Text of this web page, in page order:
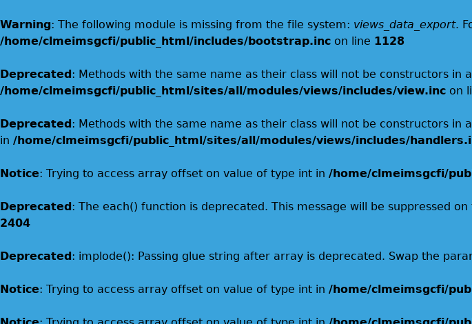
Warning: The following module is missing from the file system: views_data_export.
/home/clmeimsgcfi/public_html/includes/bootstrap.inc on line 1128
Deprecated: Methods with the same name as their class will not be constructors in
/home/clmeimsgcfi/public_html/sites/all/modules/views/includes/view.inc on
Deprecated: Methods with the same name as their class will not be constructors in
in /home/clmeimsgcfi/public_html/sites/all/modules/views/includes/
Notice: Trying to access array offset on value of type int in /home/clmeimsgcfi/
Deprecated: The each() function is deprecated. This message will be suppressed
2404
Deprecated: implode(): Passing glue string after array is deprecated. Swap the
Notice: Trying to access array offset on value of type int in /home/clmeimsgcfi/